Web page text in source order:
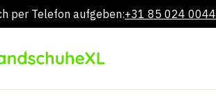
per Telefon aufgeben:+31 85 024 0044